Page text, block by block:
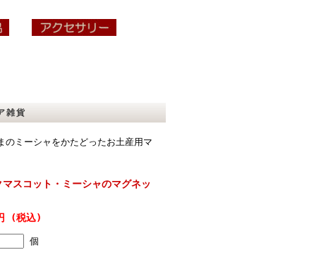
雑貨
ミーシャをかたどったお土産用マ
スコット・ミーシャのマグネッ
(税込)
個